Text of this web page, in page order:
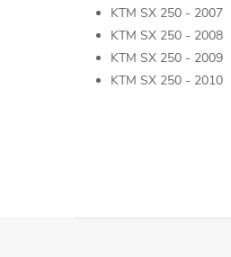
KTM SX 250 - 2007
KTM SX 250 - 2008
KTM SX 250 - 2009
KTM SX 250 - 2010